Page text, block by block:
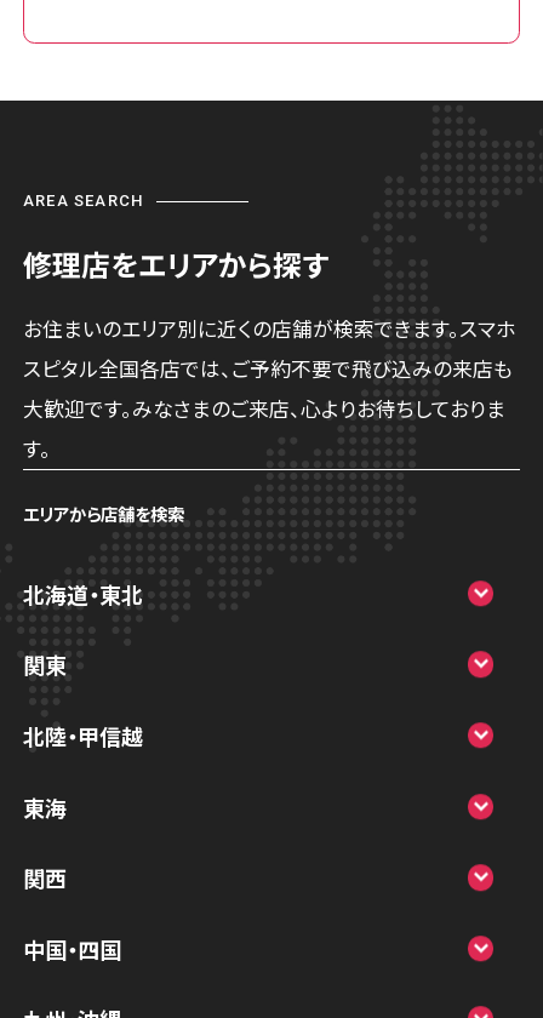
AREA SEARCH
修理店をエリアから探す
お住まいのエリア別に近くの店舗が検索できます。スマホ
スピタル全国各店では、ご予約不要で飛び込みの来店も
大歓迎です。みなさまのご来店、心よりお待ちしておりま
す。
エリアから店舗を検索
北海道・東北
スマホスピタル大丸札幌
関東
スマホスピタル宇都宮
スマホスピタル テルル三芳
スマホスピタル 熊谷
北陸・甲信越
スマホスピタルアル・プラザ小松
東海
スマホスピタル岐阜
関西
スマホスピタル 大阪梅田
中国・四国
スマホスピタル 松江